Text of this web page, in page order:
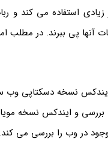
زیادی استفاده می کند و
آنها پی ببرند. در